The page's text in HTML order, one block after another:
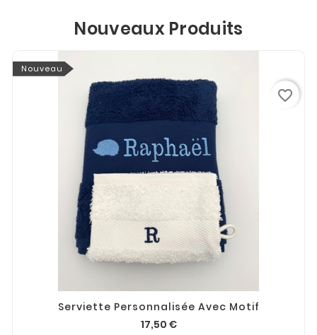
Nouveaux Produits
Nouveau
Serviette Personnalisée Avec Motif
17,50 €
favorite_border